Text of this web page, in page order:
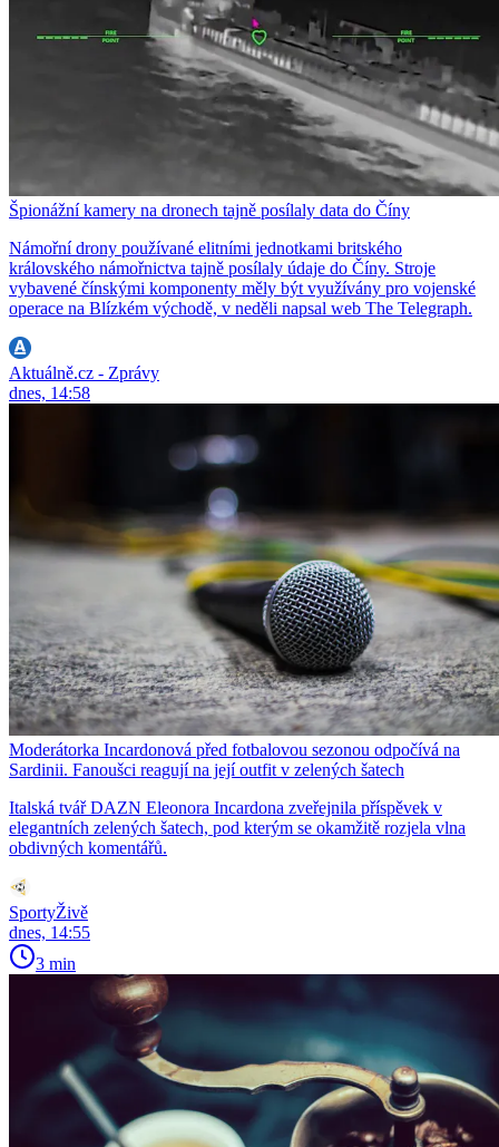
Špionážní kamery na dronech tajně posílaly data do Číny
Námořní drony používané elitními jednotkami britského
královského námořnictva tajně posílaly údaje do Číny. Stroje
vybavené čínskými komponenty měly být využívány pro vojenské
operace na Blízkém východě, v neděli napsal web The Telegraph.
Aktuálně.cz - Zprávy
dnes, 14:58
Moderátorka Incardonová před fotbalovou sezonou odpočívá na
Sardinii. Fanoušci reagují na její outfit v zelených šatech
Italská tvář DAZN Eleonora Incardona zveřejnila příspěvek v
elegantních zelených šatech, pod kterým se okamžitě rozjela vlna
obdivných komentářů.
SportyŽivě
dnes, 14:55
3 min